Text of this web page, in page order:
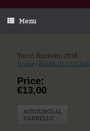
Menu
Turco Buzzetto 2018
Home / BIANCHI LIGURIA
Price:
€13,00
AGGIUNGI AL
CARRELLO